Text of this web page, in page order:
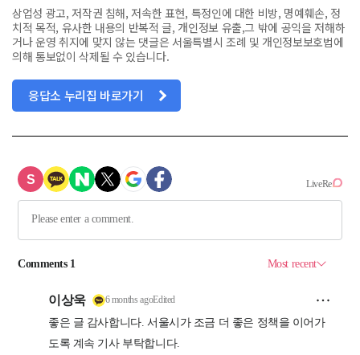
상업성 광고, 저작권 침해, 저속한 표현, 특정인에 대한 비방, 명예훼손, 정
치적 목적, 유사한 내용의 반복적 글, 개인정보 유출,그 밖에 공익을 저해하
거나 운영 취지에 맞지 않는 댓글은 서울특별시 조례 및 개인정보보호법에
의해 통보없이 삭제될 수 있습니다.
응답소 누리집 바로가기